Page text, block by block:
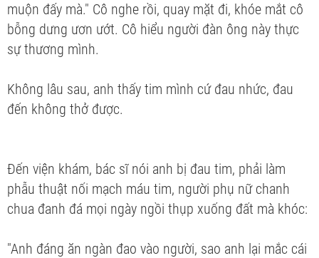
muộn đấy mà." Cô nghe rồi, quay mặt đi, khóe mắt cô
bỗng dưng ươn ướt. Cô hiểu người đàn ông này thực
sự thương mình.
Không lâu sau, anh thấy tim mình cứ đau nhức, đau
đến không thở được.
Đến viện khám, bác sĩ nói anh bị đau tim, phải làm
phẫu thuật nối mạch máu tim, người phụ nữ chanh
chua đanh đá mọi ngày ngồi thụp xuống đất mà khóc:
"Anh đáng ăn ngàn đao vào người, sao anh lại mắc cái